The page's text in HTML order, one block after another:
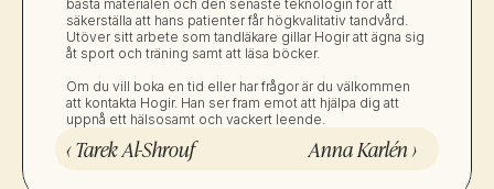
bästa materialen och den senaste teknologin för att
säkerställa att hans patienter får högkvalitativ tandvård.
Utöver sitt arbete som tandläkare gillar Hogir att ägna sig
åt sport och träning samt att läsa böcker.
Om du vill boka en tid eller har frågor är du välkommen
att kontakta Hogir. Han ser fram emot att hjälpa dig att
uppnå ett hälsosamt och vackert leende.
‹ Tarek Al-Shrouf Anna Karlén ›